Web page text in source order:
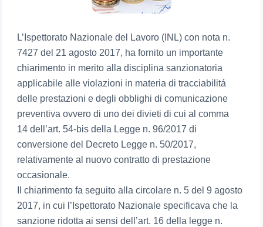
L’Ispettorato Nazionale del Lavoro (INL) con nota n.
7427 del 21 agosto 2017, ha fornito un importante
chiarimento in merito alla disciplina sanzionatoria
applicabile alle violazioni in materia di tracciabilitá
delle prestazioni e degli obblighi di comunicazione
preventiva ovvero di uno dei divieti di cui al comma
14 dell’art. 54-bis della Legge n. 96/2017 di
conversione del Decreto Legge n. 50/2017,
relativamente al nuovo contratto di prestazione
occasionale.
Il chiarimento fa seguito alla circolare n. 5 del 9 agosto
2017, in cui l’Ispettorato Nazionale specificava che la
sanzione ridotta ai sensi dell’art. 16 della legge n.